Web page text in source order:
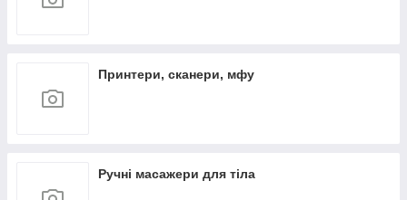
Принтери, сканери, мфу
Ручні масажери для тіла